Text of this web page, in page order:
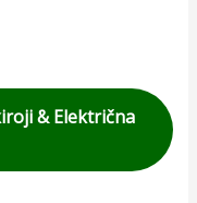
& Električna